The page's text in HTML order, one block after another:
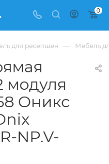
магазин ФРАНКОМ 0
для ресепшен — Мебель
модуля
Оникс
NP.V-